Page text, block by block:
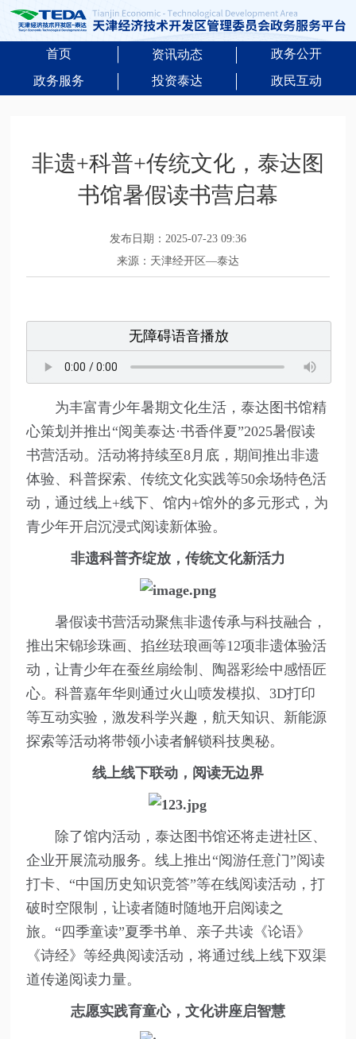
首页 资讯动态
政务公开
政务服务
投资泰达 政民互动
非遗+科普+传统文化，泰达图
书馆暑假读书营启幕
发布日期：2025-07-23 09:36
来源：天津经开区—泰达
无障碍语音播放
为丰富青少年暑期文化生活，泰达图书馆精
心策划并推出“阅美泰达·书香伴夏”2025暑假读
书营活动。活动将持续至8月底，期间推出非遗
体验、科普探索、传统文化实践等50余场特色活
动，通过线上+线下、馆内+馆外的多元形式，为
青少年开启沉浸式阅读新体验。
非遗科普齐绽放，传统文化新活力
暑假读书营活动聚焦非遗传承与科技融合，
推出宋锦珍珠画、掐丝珐琅画等12项非遗体验活
动，让青少年在蚕丝扇绘制、陶器彩绘中感悟匠
心。科普嘉年华则通过火山喷发模拟、3D打印
等互动实验，激发科学兴趣，航天知识、新能源
探索等活动将带领小读者解锁科技奥秘。
线上线下联动，阅读无边界
除了馆内活动，泰达图书馆还将走进社区、
企业开展流动服务。线上推出“阅游任意门”阅读
打卡、“中国历史知识竞答”等在线阅读活动，打
破时空限制，让读者随时随地开启阅读之
旅。“四季童读”夏季书单、亲子共读《论语》
《诗经》等经典阅读活动，将通过线上线下双渠
道传递阅读力量。
志愿实践育童心，文化讲座启智慧